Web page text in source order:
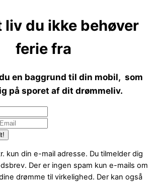
liv du ikke behøver
ferie fra
en baggrund til din mobil, som
på sporet af dit drømmeliv.
kun din e-mail adresse. Du tilmelder dig
Der er ingen spam kun e-mails om
drømme til virkelighed. Der kan også